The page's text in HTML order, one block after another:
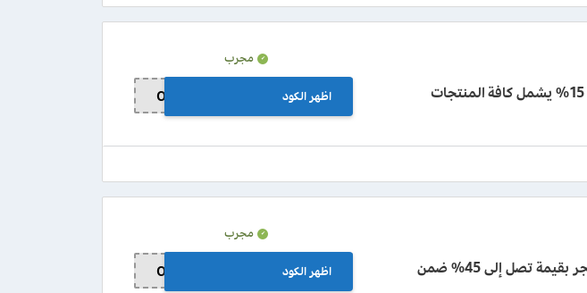
مجرب
OS70 اظهر الكود
برومو كود ستور اص فعال على كل شيء بالمتجر بقيمة تصل إلى 45% ضمن
مجرب
OS70 اظهر الكود